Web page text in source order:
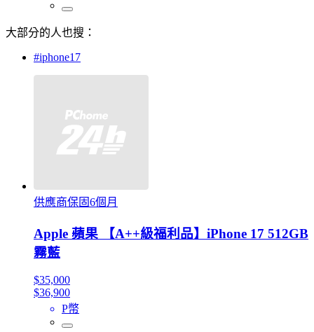
大部分的人也搜：
#iphone17
供應商保固6個月
Apple 蘋果 【A++級福利品】iPhone 17 512GB
霧藍
$35,000
$36,900
P幣